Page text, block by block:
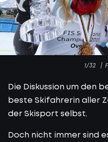
1/32
Die Diskussion um den
beste Skifahrerin aller
der Skisport selbst.
Doch nicht immer sind